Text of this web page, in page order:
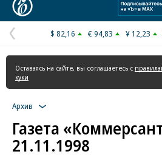
Предыдущая
страница
$ 82,16 € 94,83 ¥ 12,23
Оставаясь на сайте, вы соглашаетесь с
куки
Архив
Газета
21.11.1998